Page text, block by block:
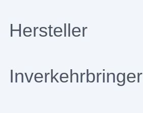
Hersteller
Inverkehrbringer